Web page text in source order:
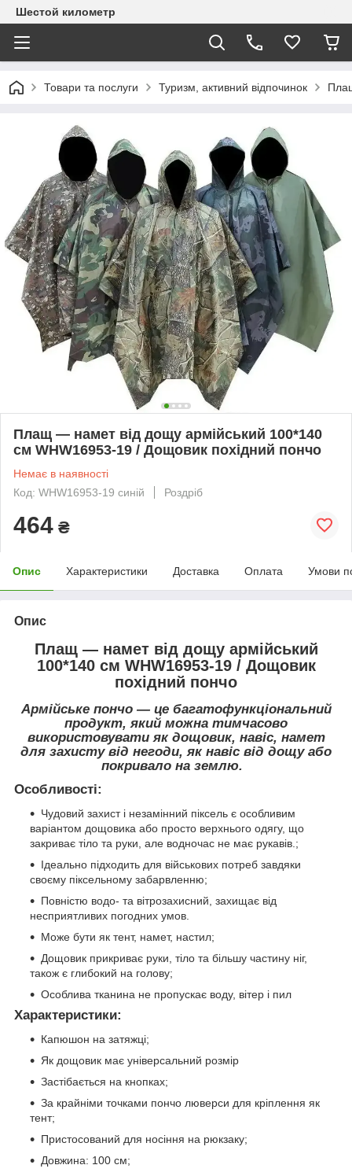
Шестой километр
Товари та послуги Туризм, активний відпочинок
Плащ — намет від дощу армійський 100*140
см WHW16953-19 / Дощовик похідний пончо
Немає в наявності
Код: WHW16953-19 синій
Роздріб
464 ₴
Опис Характеристики Доставка Оплата Умови
Опис
Плащ — намет від дощу армійський
100*140 см WHW16953-19 / Дощовик
похідний пончо
Армійське пончо — це багатофункціональний
продукт, який можна тимчасово
використовувати як дощовик, навіс, намет
для захисту від негоди, як навіс від дощу або
покривало на землю.
Особливості:
Чудовий захист і незамінний піксель є особливим
варіантом дощовика або просто верхнього одягу, що
закриває тіло та руки, але водночас не має рукавів.;
Ідеально підходить для військових потреб завдяки
своєму піксельному забарвленню;
Повністю водо- та вітрозахисний, захищає від
несприятливих погодних умов.
Може бути як тент, намет, настил;
Дощовик прикриває руки, тіло та більшу частину ніг,
також є глибокий на голову;
Особлива тканина не пропускає воду, вітер і пил
Характеристики:
Капюшон на затяжці;
Як дощовик має універсальний розмір
Застібається на кнопках;
За крайніми точками пончо люверси для кріплення як
тент;
Пристосований для носіння на рюкзаку;
Довжина: 100 см;